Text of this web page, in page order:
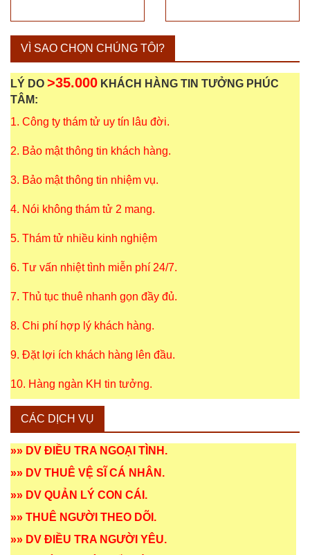
VÌ SAO CHỌN CHÚNG TÔI?
LÝ DO >35.000 KHÁCH HÀNG TIN TƯỞNG PHÚC
TÂM:
1. Công ty thám tử uy tín lâu đời.
2. Bảo mật thông tin khách hàng.
3. Bảo mật thông tin nhiệm vụ.
4. Nói không thám tử 2 mang.
5. Thám tử nhiều kinh nghiệm
6. Tư vấn nhiệt tình miễn phí 24/7.
7. Thủ tục thuê nhanh gọn đầy đủ.
8. Chi phí hợp lý khách hàng.
9. Đặt lợi ích khách hàng lên đầu.
10. Hàng ngàn KH tin tưởng.
CÁC DỊCH VỤ
»» DV ĐIỀU TRA NGOẠI TÌNH .
»» DV THUÊ VỆ SĨ CÁ NHÂN .
»» DV QUẢN LÝ CON CÁI .
»» THUÊ NGƯỜI THEO DÕI .
»» DV ĐIỀU TRA NGƯỜI YÊU.